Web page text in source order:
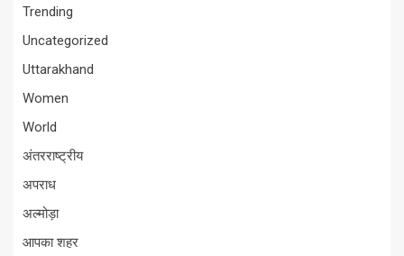
Trending
Uncategorized
Uttarakhand
Women
World
अंतरराष्ट्रीय
अपराध
अल्मोड़ा
आपका शहर